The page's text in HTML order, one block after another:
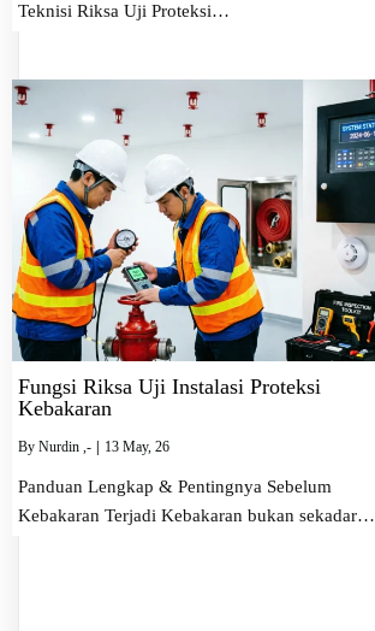
Teknisi Riksa Uji Proteksi…
Fungsi Riksa Uji Instalasi Proteksi
Kebakaran
By Nurdin ,- | 13 May, 26
Panduan Lengkap & Pentingnya Sebelum
Kebakaran Terjadi Kebakaran bukan sekadar…